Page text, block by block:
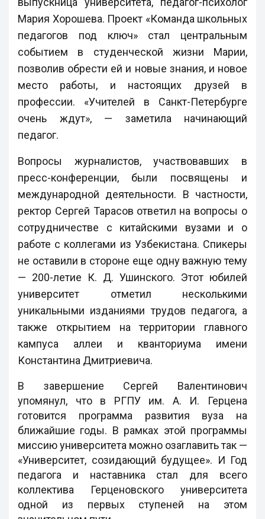
Мария Хорошева. Проект «Команда школьных
педагогов под ключ» стал центральным
событием в студенческой жизни Марии,
позволив обрести ей и новые знания, и новое
место работы, и настоящих друзей в
профессии. «Учителей в Санкт-Петербурге
очень ждут», — заметила начинающий
педагог.
Вопросы журналистов, участвовавших в
пресс-конференции, были посвящены и
международной деятельности. В частности,
ректор Сергей Тарасов ответил на вопросы о
сотрудничестве с китайскими вузами и о
работе с коллегами из Узбекистана. Спикеры
не оставили в стороне еще одну важную тему
— 200-летие К. Д. Ушинского. Этот юбилей
университет отметил несколькими
уникальными изданиями трудов педагога, а
также открытием на территории главного
кампуса аллеи и кванториума имени
Константина Дмитриевича.
В завершение Сергей Валентинович
упомянул, что в РГПУ им. А. И. Герцена
готовится программа развития вуза на
ближайшие годы. В рамках этой программы
миссию университета можно озаглавить так —
«Университет, созидающий будущее». И Год
педагога и наставника стал для всего
коллектива Герценовского университета
одной из первых ступеней на этом